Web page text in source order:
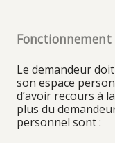
Fonctionnement
Le demandeur
son espace
d’avoir recours à
plus du
personnel sont :